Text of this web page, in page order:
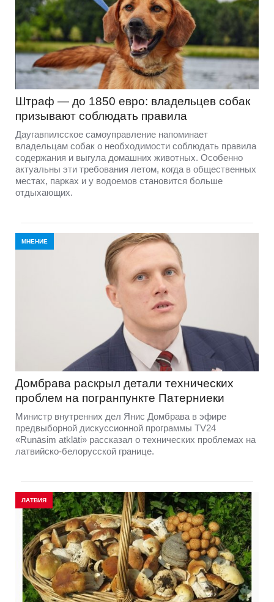
Штраф — до 1850 евро: владельцев собак
призывают соблюдать правила
Даугавпилсское самоуправление напоминает
владельцам собак о необходимости соблюдать правила
содержания и выгула домашних животных. Особенно
актуальны эти требования летом, когда в общественных
местах, парках и у водоемов становится больше
отдыхающих.
МНЕНИЕ
Домбравa раскрыл детали технических
проблем на погранпункте Патерниеки
Министр внутренних дел Янис Домбрава в эфире
предвыборной дискуссионной программы TV24
«Runāsim atklāti» рассказал о технических проблемах на
латвийско-белорусской границе.
ЛАТВИЯ